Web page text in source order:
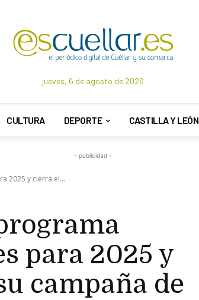
jueves, 6 de agosto de 2026
CULTURA DEPORTE CASTILLA Y LEÓN
- publicidad -
2025 y cierra el...
para 2025 y
campaña de